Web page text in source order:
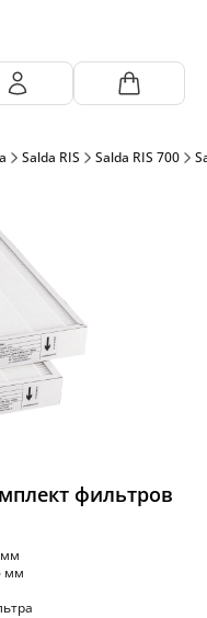
Salda RIS Salda RIS 700
фильтров
мм